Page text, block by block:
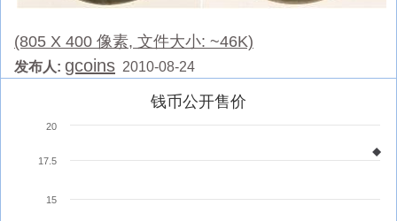
(805 X 400 像素, 文件大小: ~46K)
发布人: gcoins 2010-08-24